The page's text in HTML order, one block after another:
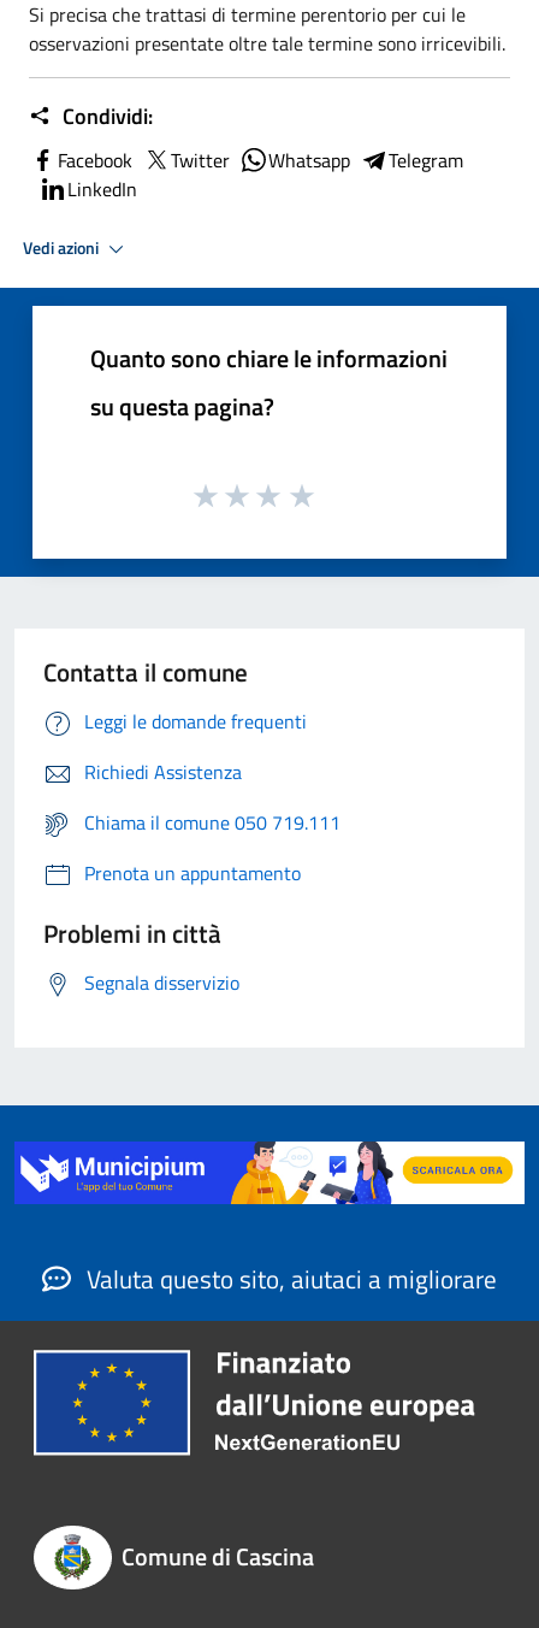
Si precisa che trattasi di termine perentorio per cui le
osservazioni presentate oltre tale termine sono irricevibili.
Condividi:
Facebook Twitter Whatsapp
Telegram
LinkedIn
Vedi azioni
Quanto sono chiare le informazioni
su questa pagina?
Contatta il comune
Leggi le domande frequenti
Richiedi Assistenza
Chiama il comune 050 719.111
Prenota un appuntamento
Problemi in città
Segnala disservizio
Valuta questo sito, aiutaci a migliorare
Comune di Cascina